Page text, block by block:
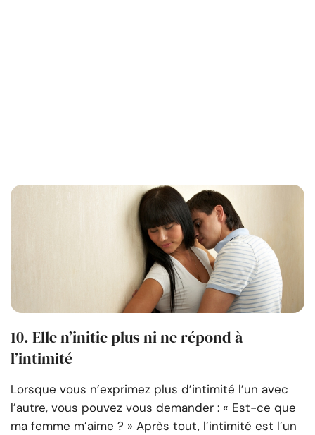
10. Elle n’initie plus ni ne répond à
l’intimité
Lorsque vous n’exprimez plus d’intimité l’un avec
l’autre, vous pouvez vous demander : « Est-ce que
ma femme m’aime ? » Après tout, l’intimité est l’un